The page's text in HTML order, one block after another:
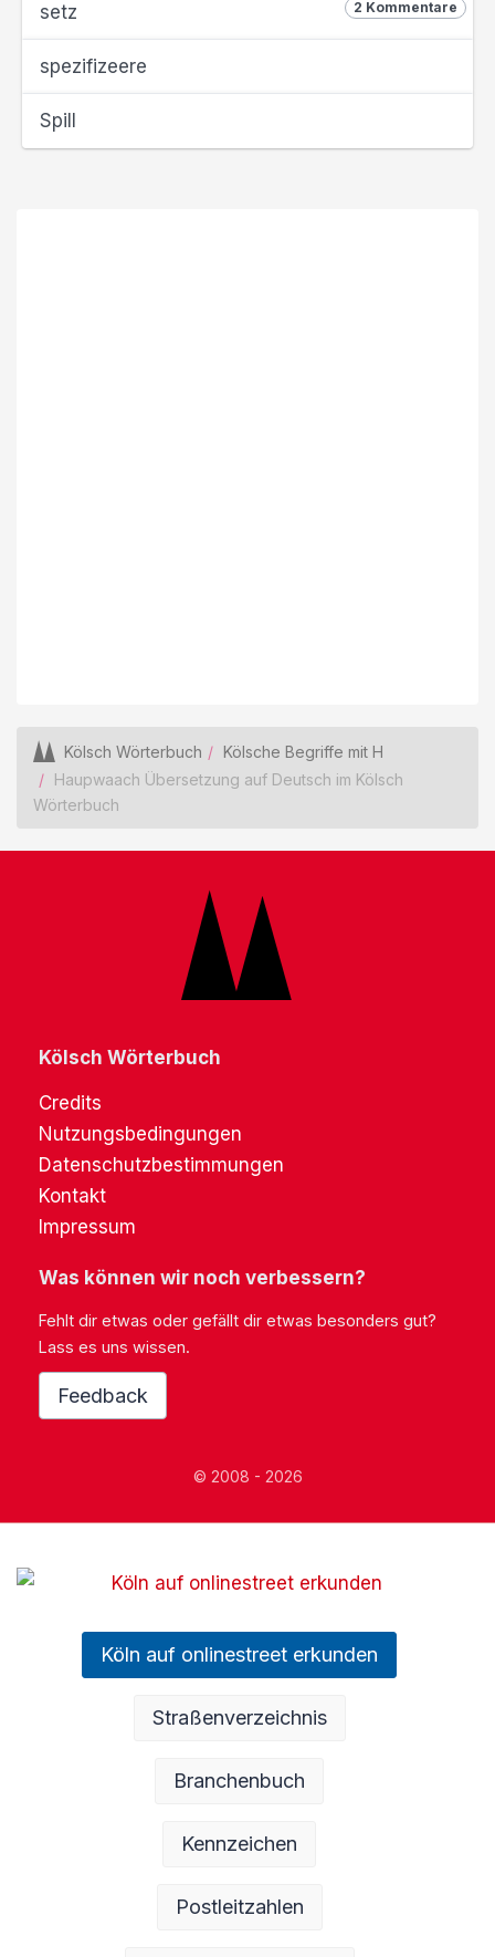
2 Kommentare
setz
spezifizeere
Spill
Kölsch Wörterbuch
Kölsche Begriffe mit H
Haupwaach Übersetzung auf Deutsch im Kölsch
Wörterbuch
Kölsch Wörterbuch
Credits
Nutzungsbedingungen
Datenschutzbestimmungen
Kontakt
Impressum
Was können wir noch verbessern?
Fehlt dir etwas oder gefällt dir etwas besonders gut?
Lass es uns wissen.
Feedback
© 2008 - 2026
Köln auf onlinestreet erkunden
Straßenverzeichnis
Branchenbuch
Kennzeichen
Postleitzahlen